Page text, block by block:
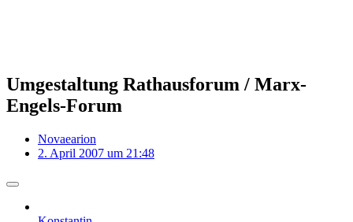
Umgestaltung Rathausforum / Marx-
Engels-Forum
Novaearion
2. April 2007 um 21:48